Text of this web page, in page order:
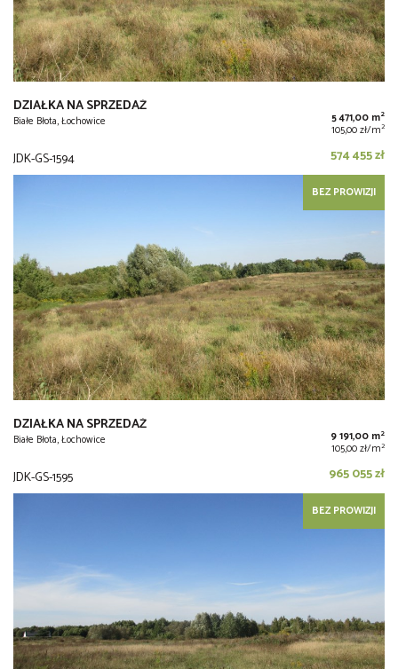
DZIAŁKA NA SPRZEDAŻ
Białe Błota, Łochowice 5 471,00 m2
105,00 zł/m2
JDK-GS-1594 574 455 zł
BEZ PROWIZJI
DZIAŁKA NA SPRZEDAŻ
Białe Błota, Łochowice 9 191,00 m2
105,00 zł/m2
JDK-GS-1595 965 055 zł
BEZ PROWIZJI